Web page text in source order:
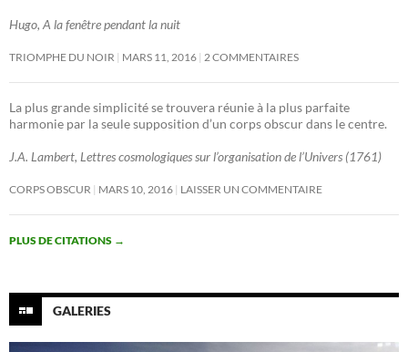
Hugo, A la fenêtre pendant la nuit
TRIOMPHE DU NOIR MARS 11, 2016 2 COMMENTAIRES
La plus grande simplicité se trouvera réunie à la plus parfaite
harmonie par la seule supposition d’un corps obscur dans le centre.
J.A. Lambert, Lettres cosmologiques sur l’organisation de l’Univers (1761)
CORPS OBSCUR MARS 10, 2016 LAISSER UN COMMENTAIRE
PLUS DE CITATIONS →
GALERIES